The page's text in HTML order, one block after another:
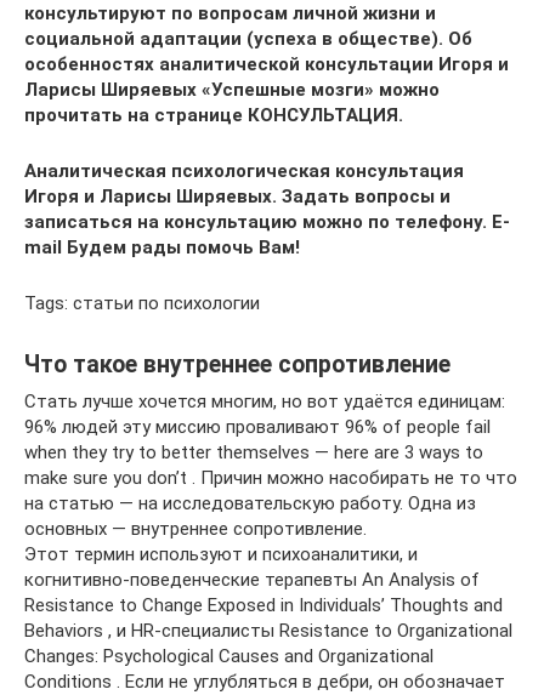
консультируют по вопросам личной жизни и
социальной адаптации (успеха в обществе). Об
особенностях аналитической консультации Игоря и
Ларисы Ширяевых «Успешные мозги» можно
прочитать на странице КОНСУЛЬТАЦИЯ.
Аналитическая психологическая консультация
Игоря и Ларисы Ширяевых. Задать вопросы и
записаться на консультацию можно по телефону. E-
mail Будем рады помочь Вам!
Tags: статьи по психологии
Что такое внутреннее сопротивление
Стать лучше хочется многим, но вот удаётся единицам:
96% людей эту миссию проваливают 96% of people fail
when they try to better themselves — here are 3 ways to
make sure you don’t . Причин можно насобирать не то что
на статью — на исследовательскую работу. Одна из
основных — внутреннее сопротивление.
Этот термин используют и психоаналитики, и
когнитивно‑поведенческие терапевты An Analysis of
Resistance to Change Exposed in Individuals’ Thoughts and
Behaviors , и HR‑специалисты Resistance to Organizational
Changes: Psychological Causes and Organizational
Conditions . Если не углубляться в дебри, он обозначает